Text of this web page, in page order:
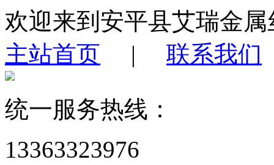
欢迎来到安平县艾瑞金
主站首页 | 联系我们
统一服务热线：
13363323976